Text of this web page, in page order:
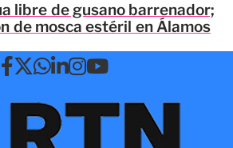
libre de gusano barrenador;
de mosca estéril en Álamos